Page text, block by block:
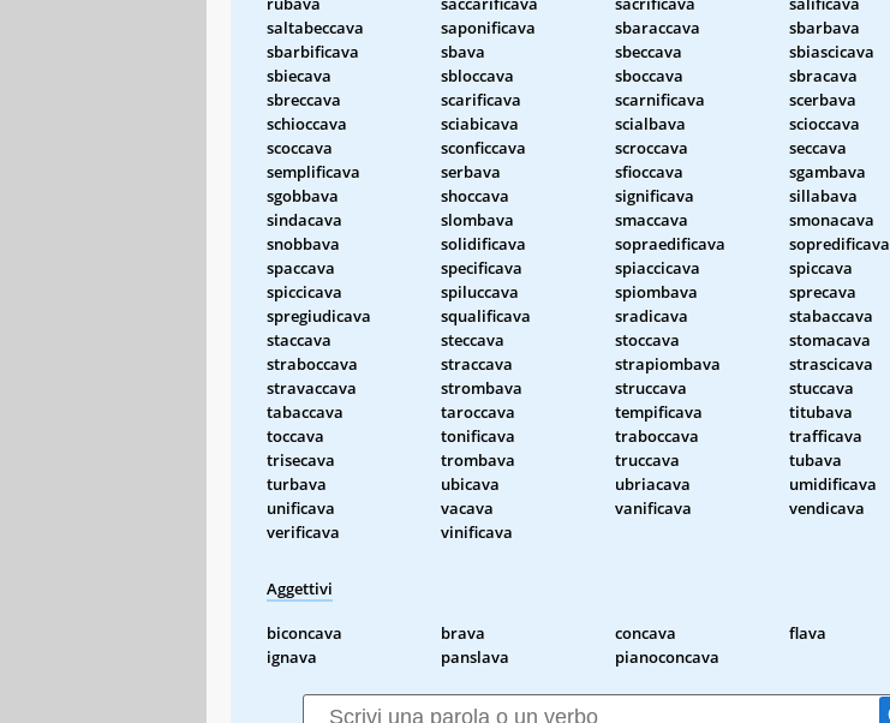
saltabeccava
saponificava sbaraccava
sbarbava
sbarbificava
sbava sbeccava
sbiascicava
sbiecava
sbloccava sboccava
sbracava
sbreccava
scarificava scarnificava
scerbava
schioccava
sciabicava scialbava
scioccava
scoccava
sconficcava scroccava
seccava
semplificava
serbava sfioccava
sgambava
sgobbava
shoccava significava
sillabava
sindacava
slombava smaccava
smonacava
snobbava
solidificava sopraedificava
sopredificava
spaccava
specificava spiaccicava
spiccava
spiccicava
spiluccava spiombava
sprecava
spregiudicava
squalificava sradicava
stabaccava
staccava
steccava stoccava
stomacava
straboccava
straccava strapiombava
strascicava
stravaccava
strombava struccava
stuccava
tabaccava
taroccava tempificava
titubava
toccava
tonificava traboccava
trafficava
trisecava
trombava truccava
tubava
turbava
ubicava ubriacava
umidificava
unificava
vacava vanificava
vendicava
verificava
vinificava
Aggettivi
biconcava brava concava
flava
ignava
panslava pianoconcava